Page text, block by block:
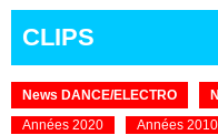
CLIPS
News DANCE/ELECTRO
Années 2020
Années 2010